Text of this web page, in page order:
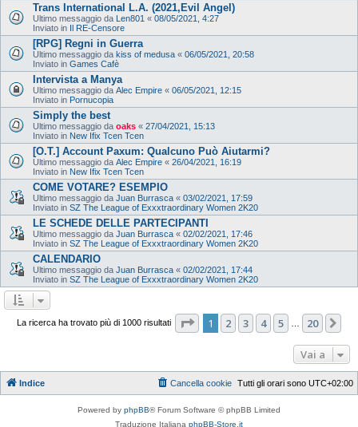
Trans International L.A. (2021,Evil Angel)
Ultimo messaggio da Len801 « 08/05/2021, 4:27
Inviato in Il RE-Censore
[RPG] Regni in Guerra
Ultimo messaggio da kiss of medusa « 06/05/2021, 20:58
Inviato in Games Cafè
Intervista a Manya
Ultimo messaggio da Alec Empire « 06/05/2021, 12:15
Inviato in Pornucopia
Simply the best
Ultimo messaggio da oaks « 27/04/2021, 15:13
Inviato in New Ifix Tcen Tcen
[O.T.] Account Paxum: Qualcuno Può Aiutarmi?
Ultimo messaggio da Alec Empire « 26/04/2021, 16:19
Inviato in New Ifix Tcen Tcen
COME VOTARE? ESEMPIO
Ultimo messaggio da Juan Burrasca « 03/02/2021, 17:59
Inviato in SZ The League of Exxxtraordinary Women 2K20
LE SCHEDE DELLE PARTECIPANTI
Ultimo messaggio da Juan Burrasca « 02/02/2021, 17:46
Inviato in SZ The League of Exxxtraordinary Women 2K20
CALENDARIO
Ultimo messaggio da Juan Burrasca « 02/02/2021, 17:44
Inviato in SZ The League of Exxxtraordinary Women 2K20
La ricerca ha trovato più di 1000 risultati Pagina di 20
1 2 3 4 5 20
Vai a
Indice Tutti gli orari sono UTC+02:00
Cancella cookie
Powered by phpBB® Forum Software © phpBB Limited
Traduzione Italiana phpBB-Store.it